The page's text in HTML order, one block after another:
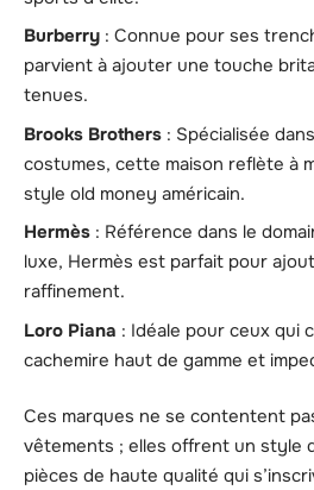
Burberry : Connue pour ses
parvient à ajouter une touche
tenues.
Brooks Brothers : Spécialisée
costumes, cette maison reflète à
style old money américain.
Hermès : Référence dans le
luxe, Hermès est parfait pour
raffinement.
Loro Piana : Idéale pour ceux qui
cachemire haut de gamme et
Ces marques ne se contentent
vêtements ; elles offrent un style
pièces de haute qualité qui